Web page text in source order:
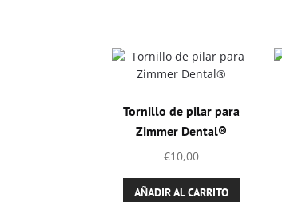
Tornillo de pilar para
Zimmer Dental®
€10,00
AÑADIR AL CARRITO